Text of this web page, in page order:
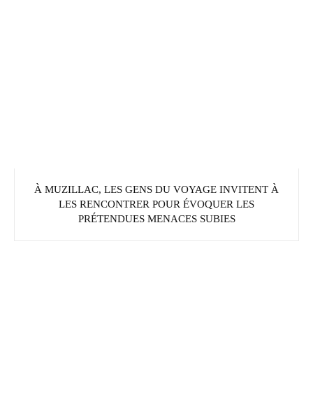
À MUZILLAC, LES GENS DU VOYAGE INVITENT À
LES RENCONTRER POUR ÉVOQUER LES
PRÉTENDUES MENACES SUBIES